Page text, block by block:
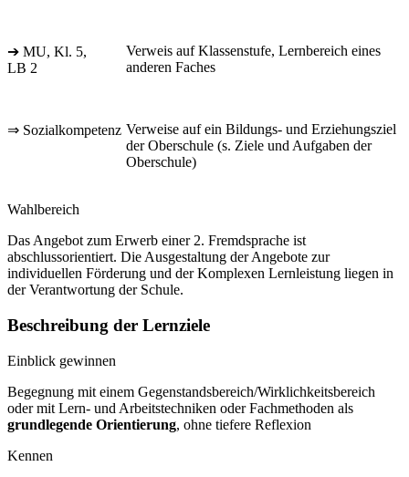
➔ MU, Kl. 5,
LB 2
Verweis auf Klassenstufe, Lernbereich eines
anderen Faches
⇒ Sozialkompetenz Verweise auf ein Bildungs- und Erziehungsziel
der Oberschule (s. Ziele und Aufgaben der
Oberschule)
Wahlbereich
Das Angebot zum Erwerb einer 2. Fremdsprache ist
abschlussorientiert. Die Ausgestaltung der Angebote zur
individuellen Förderung und der Komplexen Lernleistung liegen in
der Verantwortung der Schule.
Beschreibung der Lernziele
Einblick gewinnen
Begegnung mit einem Gegenstandsbereich/Wirklichkeitsbereich
oder mit Lern- und Arbeitstechniken oder Fachmethoden als
grundlegende Orientierung, ohne tiefere Reflexion
Kennen